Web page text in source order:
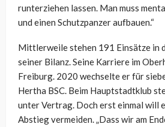
runterziehen lassen. Man muss
und einen Schutzpanzer aufbauen.“
Mittlerweile stehen 191 Einsätze in
seiner Bilanz. Seine Karriere im
Freiburg. 2020 wechselte er für
Hertha BSC. Beim Hauptstadtklub
unter Vertrag. Doch erst einmal will
Abstieg vermeiden. „Dass wir am